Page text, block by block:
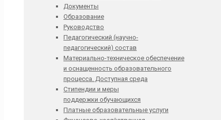
Документы
Образование
Руководство
Педагогический (научно-
педагогический) состав
Материально-техническое обеспечение
и оснащенность образовательного
процесса. Доступная среда
Стипендии и меры
поддержки обучающихся
Платные образовательные услуги